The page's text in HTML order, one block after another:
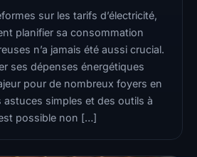
sur les tarifs d’électricité,
planifier sa consommation
n’a jamais été aussi crucial.
ses dépenses énergétiques
pour de nombreux foyers en
astuces simples et des outils à
possible non […]